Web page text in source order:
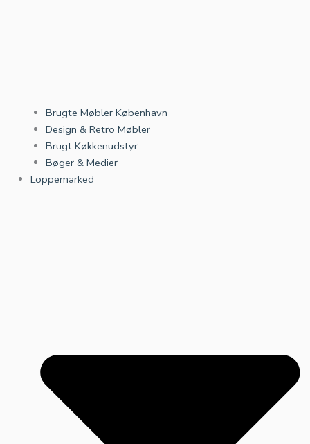
Brugte Møbler København
Design & Retro Møbler
Brugt Køkkenudstyr
Bøger & Medier
Loppemarked